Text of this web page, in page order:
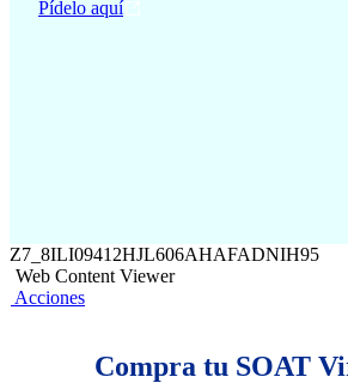
Pídelo aquí
Z7_8ILI09412HJL606AHAFADNIH95
Web Content Viewer
Acciones
Compra tu SOAT